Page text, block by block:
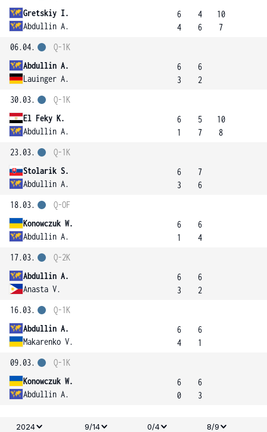
Gretskiy I.
Abdullin A.
6
4
4
6
10
7
06.04.
Abdullin A.
Lauinger A.
Q-1K
6
3
6
2
30.03.
El Feky K.
Abdullin A.
Q-1K
6
1
5
7
10
8
23.03.
Stolarik S.
Abdullin A.
Q-1K
6
3
7
6
18.03.
Konowczuk W.
Abdullin A.
Q-OF
6
1
6
4
17.03.
Abdullin A.
Anasta V.
Q-2K
6
3
6
2
16.03.
Abdullin A.
Makarenko V.
Q-1K
6
4
6
1
09.03.
Konowczuk W.
Abdullin A.
Q-1K
6
0
6
3
2024 9/14 0/4 8/9